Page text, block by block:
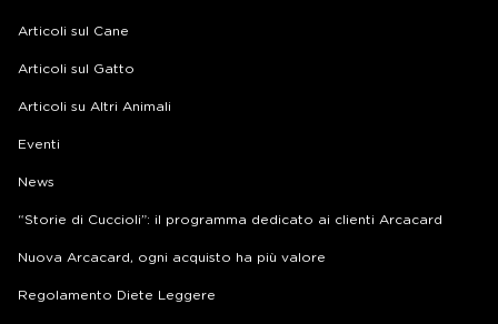
Articoli sul Cane
Articoli sul Gatto
Articoli su Altri Animali
Eventi
News
“Storie di Cuccioli”: il programma dedicato ai clienti Arcacard
Nuova Arcacard, ogni acquisto ha più valore
Regolamento Diete Leggere